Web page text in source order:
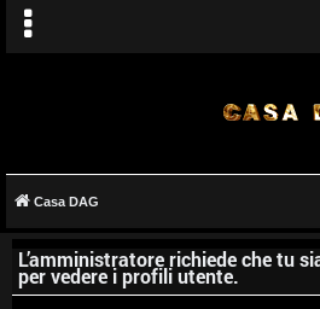
r
Casa DAG
L’amministratore richiede che tu
per vedere i profili utente.